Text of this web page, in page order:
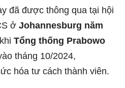
đã được thông qua tại hội
ở Johannesburg năm
Tổng thống Prabowo
tháng 10/2024,
hóa tư cách thành viên.